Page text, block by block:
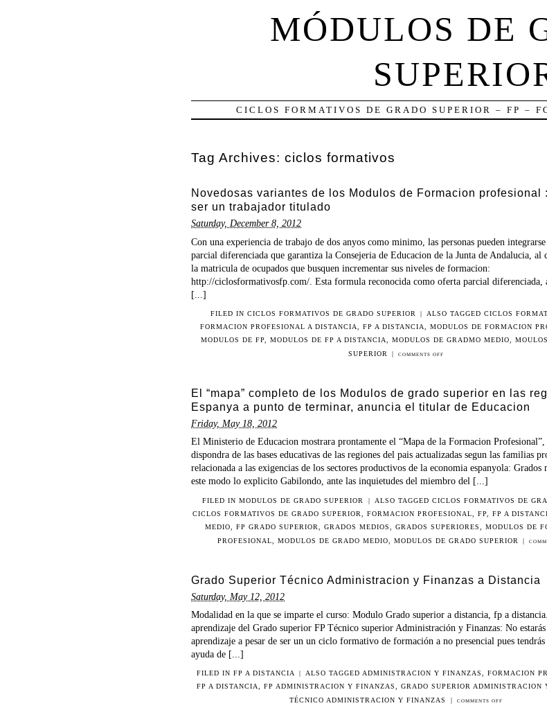
MÓDULOS DE
CICLOS FORMATIVOS DE GRADO SUPERIOR – FP –
Tag Archives: ciclos formativos
Novedosas variantes de los Modulos de Formacion profesional
ser un trabajador titulado
Saturday, December 8, 2012
Con una experiencia de trabajo de dos anyos como minimo, las personas pueden
parcial diferenciada que garantiza la Consejeria de Educacion de la Junta de Andalucia, al
la matricula de ocupados que busquen incrementar sus niveles de formacion:
http://ciclosformativosfp.com/. Esta formula reconocida como oferta parcial diferenciada,
[...]
FILED IN CICLOS FORMATIVOS DE GRADO SUPERIOR | ALSO TAGGEDCICLOS
FORMACION PROFESIONAL A DISTANCIA
FP A DISTANCIA MODULOS DE FORMACION
MODULOS DE FP
MODULOS DE FP A DISTANCIA MODULOS DE GRADMO MEDIO
SUPERIOR
| COMMENTS OFF
El “mapa” completo de los Modulos de grado superior en las
Espanya a punto de terminar, anuncia el titular de Educacion
Friday, May 18, 2012
El Ministerio de Educacion mostrara prontamente el “Mapa de la Formacion Profesional”,
dispondra de las bases educativas de las regiones del pais actualizadas segun las familias
relacionada a las exigencias de los sectores productivos de la economia espanyola: Grados
este modo lo explicito Gabilondo, ante las inquietudes del miembro del [...]
FILED INMODULOS DE GRADO SUPERIOR | ALSO TAGGED CICLOS FORMATIVOS DE
CICLOS FORMATIVOS DE GRADO SUPERIOR
FORMACION PROFESIONAL FP FP A
MEDIO
FP GRADO SUPERIOR GRADOS MEDIOS GRADOS SUPERIORES
MODULOS DE
PROFESIONAL
MODULOS DE GRADO MEDIO MODULOS DE GRADO SUPERIOR |
Grado Superior Técnico Administracion y Finanzas a Distancia
Saturday, May 12, 2012
Modalidad en la que se imparte el curso: Modulo Grado superior a distancia, fp a
aprendizaje del Grado superior FP Técnico superior Administración y Finanzas: No estarás
aprendizaje a pesar de ser un un ciclo formativo de formación a no presencial pues
ayuda de [...]
FILED IN FP A DISTANCIA | ALSO TAGGEDADMINISTRACION Y FINANZAS,FORMACION
FP A DISTANCIA, FP ADMINISTRACION Y FINANZAS, GRADO SUPERIOR ADMINISTRACION
TÉCNICO ADMINISTRACION Y FINANZAS
| COMMENTS OFF